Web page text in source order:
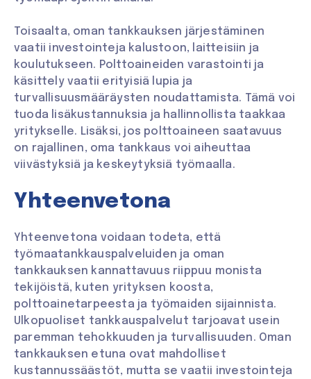
Toisaalta, oman tankkauksen järjestäminen
vaatii investointeja kalustoon, laitteisiin ja
koulutukseen. Polttoaineiden varastointi ja
käsittely vaatii erityisiä lupia ja
turvallisuusmääräysten noudattamista. Tämä voi
tuoda lisäkustannuksia ja hallinnollista taakkaa
yritykselle. Lisäksi, jos polttoaineen saatavuus
on rajallinen, oma tankkaus voi aiheuttaa
viivästyksiä ja keskeytyksiä työmaalla.
Yhteenvetona
Yhteenvetona voidaan todeta, että
työmaatankkauspalveluiden ja oman
tankkauksen kannattavuus riippuu monista
tekijöistä, kuten yrityksen koosta,
polttoainetarpeesta ja työmaiden sijainnista.
Ulkopuoliset tankkauspalvelut tarjoavat usein
paremman tehokkuuden ja turvallisuuden. Oman
tankkauksen etuna ovat mahdolliset
kustannussäästöt, mutta se vaatii investointeja